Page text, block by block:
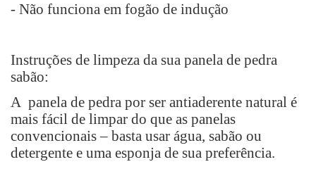
- Não funciona em fogão de indução
Instruções de limpeza da sua panela de pedra
sabão:
A panela de pedra por ser antiaderente natural é
mais fácil de limpar do que as panelas
convencionais – basta usar água, sabão ou
detergente e uma esponja de sua preferência.